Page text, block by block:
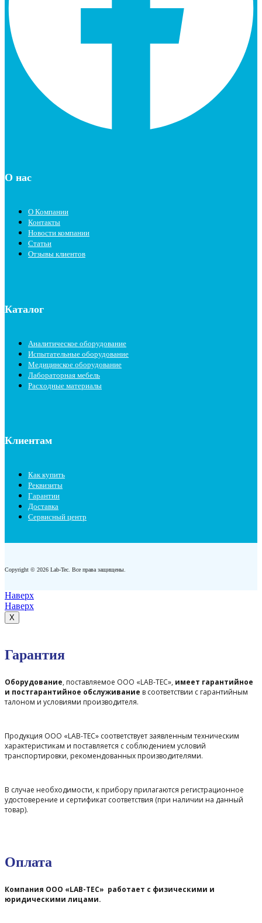
О нас
О Компании
Контакты
Новости компании
Статьи
Отзывы клиентов
Каталог
Аналитическое оборудование
Испытательные оборудование
Медицинское оборудование
Лабораторная мебель
Расходные материалы
Клиентам
Как купить
Реквизиты
Гарантии
Доставка
Сервисный центр
Copyright © 2026 Lab-Tec. Все права защищены.
Наверх
Наверх
X
Гарантия
Оборудование, поставляемое ООО «LAB-TEC», имеет гарантийное
и постгарантийное обслуживание в соответствии с гарантийным
талоном и условиями производителя.
Продукция ООО «LAB-TEC» соответствует заявленным техническим
характеристикам и поставляется с соблюдением условий
транспортировки, рекомендованных производителями.
В случае необходимости, к прибору прилагаются регистрационное
удостоверение и сертификат соответствия (при наличии на данный
товар).
Оплата
Компания ООО «LAB-TEC» работает с физическими и
юридическими лицами.